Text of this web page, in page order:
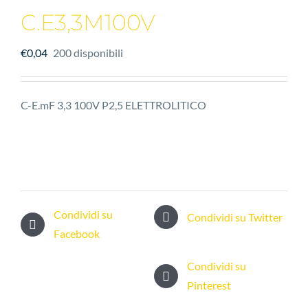
C.E3,3M100V
€0,04 200 disponibili
C-E.mF 3,3 100V P2,5 ELETTROLITICO
Condividi su
Facebook
Condividi su Twitter
Condividi su
Pinterest